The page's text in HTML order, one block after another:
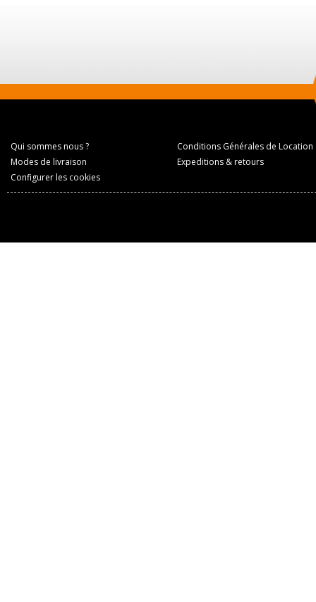
Qui sommes nous ?
Conditions Générales de Location
Modes de livraison
Expeditions & retours
Configurer les cookies